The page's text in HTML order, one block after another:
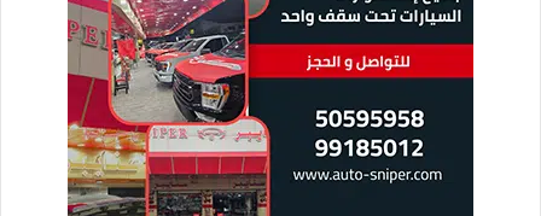
فقدان الانتصاب المفاجئ أثناء العلاقة من الأعراض المتداولة لضعف
الانتصاب، ومن المهم عزيزي القارئ التمييز بينه وبين العدم الكامل
أسباب ضعف الانتصاب خلال الممارسة